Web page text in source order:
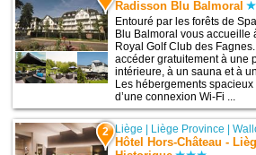
Radisson Blu Balmoral
Entouré par les forêts de
Blu Balmoral vous accueille
Royal Golf Club des
accéder gratuitement à une
intérieure, à un sauna et à
Les hébergements spacieux
d’une connexion Wi-Fi ...
2 Liège Liège Province |
Hôtel Hors-Château -